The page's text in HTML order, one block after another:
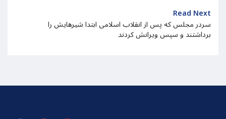
Read Next
سردر مجلس که پس از انقلاب اسلامی ابتدا شیرهایش را
برداشتند و سپس ویرانش کردند